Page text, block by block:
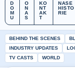
D
O
M
U
O
N
A
S
KO
NT
AK
T
NASE
HISTO
RIE
BEHIND THE SCENES
INDUSTRY UPDATES
TV CASTS
WORLD